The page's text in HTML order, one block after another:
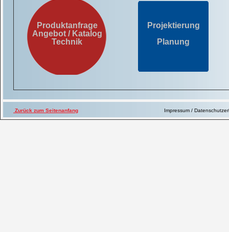
Produktanfrage
Angebot / Katalog
Technik
Projektierung
Planung
Impressum /
Zurück zum Seitenanfang